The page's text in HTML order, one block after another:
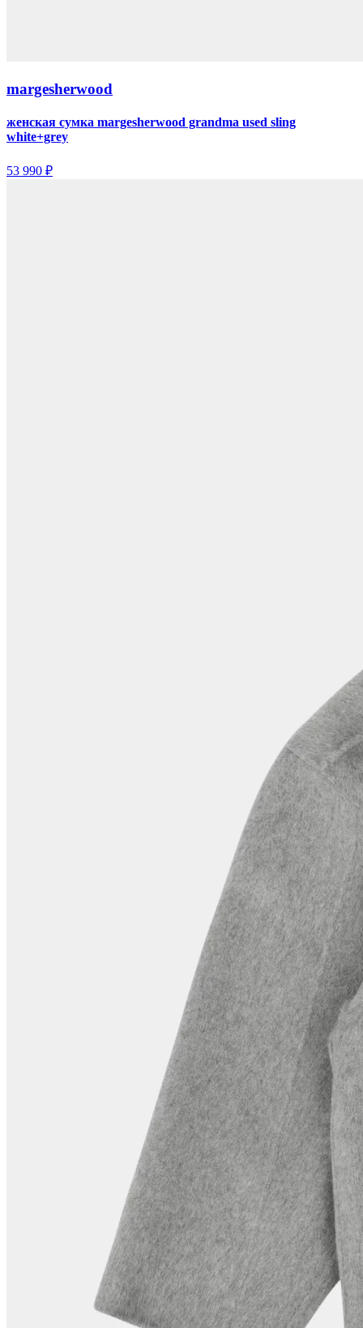
margesherwood
женская сумка margesherwood grandma used sling
white+grey
53 990 ₽